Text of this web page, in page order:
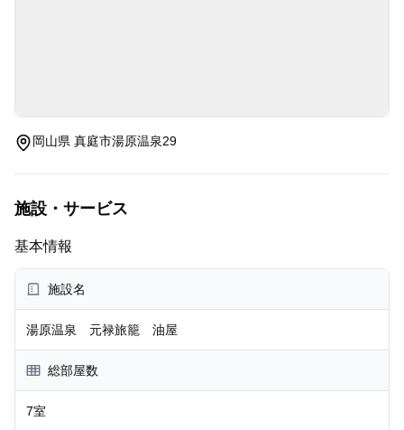
岡山県 真庭市湯原温泉29
施設・サービス
基本情報
施設名
湯原温泉 元禄旅籠 油屋
総部屋数
7室